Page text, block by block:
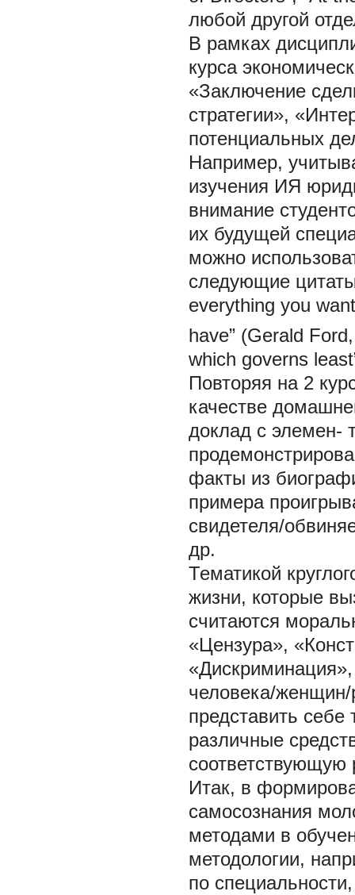
любой другой
В рамках
курса
«Заключение
стратегии»,
потенциальных
Например,
изучения ИЯ
внимание
их будущей
можно
следующие
everything you
have” (Gerald
which governs
Повторяя на 2
качестве
доклад с элемен-
факты из
примера
свидетеля/
др.
Тематикой
жизни, которые
считаются
«Цензура»,
человека/
представить
различные
соответствующую
Итак, в
самосознания
методами в
методологии,
по